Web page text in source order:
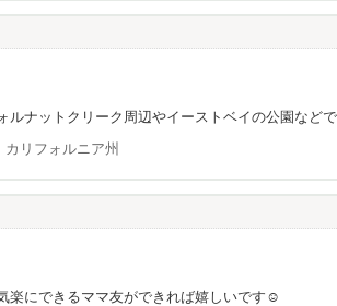
ナットクリーク周辺やイーストベイの公園など
リフォルニア州
楽にできるママ友ができれば嬉しいです☺️